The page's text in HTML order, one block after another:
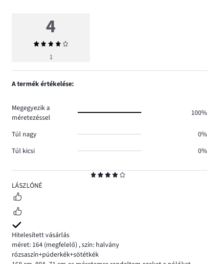
4LÁSZLÓNÉ
Hitelesített vásárlás
méret: 164 (megfelelő) ,szín: halvány
rózsaszín+púderkék+sötétkék
4
Átlagos
értékelés
1
A termék értékelése:
Megegyezik a
méretezéssel
100%
Túl nagy
0%
Túl kicsi
0%